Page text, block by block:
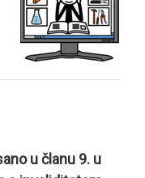
u članu 9. u